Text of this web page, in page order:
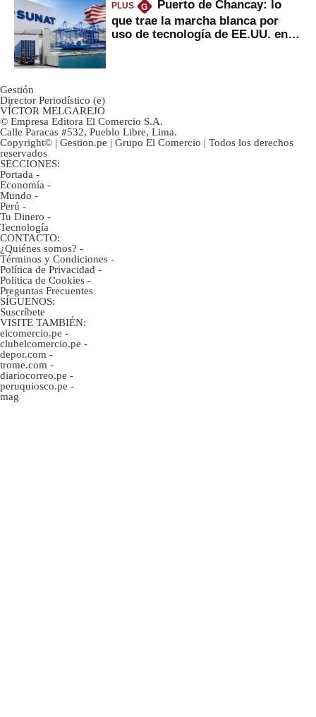
PLUS G
Puerto de Chancay: lo
que trae la marcha blanca por
uso de tecnología de EE.UU. en
Gestión
Director Periodístico (e)
VÍCTOR MELGAREJO
© Empresa Editora El Comercio S.A.
Calle Paracas #532, Pueblo Libre, Lima.
Copyright© | Gestion.pe | Grupo El Comercio | Todos los derechos
reservados
SECCIONES:
Portada -
Economía -
Mundo -
Perú -
Tu Dinero -
Tecnología
CONTACTO:
¿Quiénes somos? -
Términos y Condiciones -
Política de Privacidad -
Politica de Cookies -
Preguntas Frecuentes
SÍGUENOS:
Suscríbete
VISITE TAMBIÉN:
elcomercio.pe -
clubelcomercio.pe -
depor.com -
trome.com -
diariocorreo.pe -
peruquiosco.pe -
mag